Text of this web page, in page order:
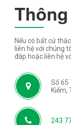
Nếu có bất cứ
liên hệ với chúng
đáp hoặc liên hệ
Số 65
Kiếm,
243